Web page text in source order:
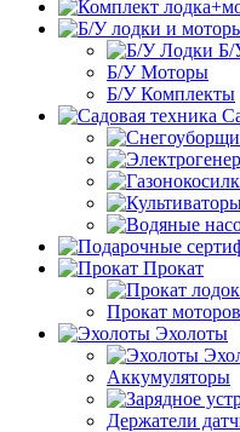
Б/
Б/У Моторы
Б/У Комплекты
Прокат
Прокат моторов
Эхолоты
Аккумуляторы
Держатели